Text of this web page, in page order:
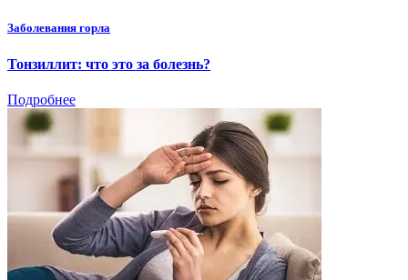
Заболевания горла
Тонзиллит: что это за болезнь?
Подробнее